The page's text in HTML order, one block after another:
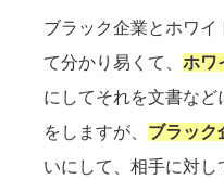
ブラック企業とホワ
て分かり易くて、 ホワ
にしてそれを文書な
をしますが、 ブラック
いにして、相手に対